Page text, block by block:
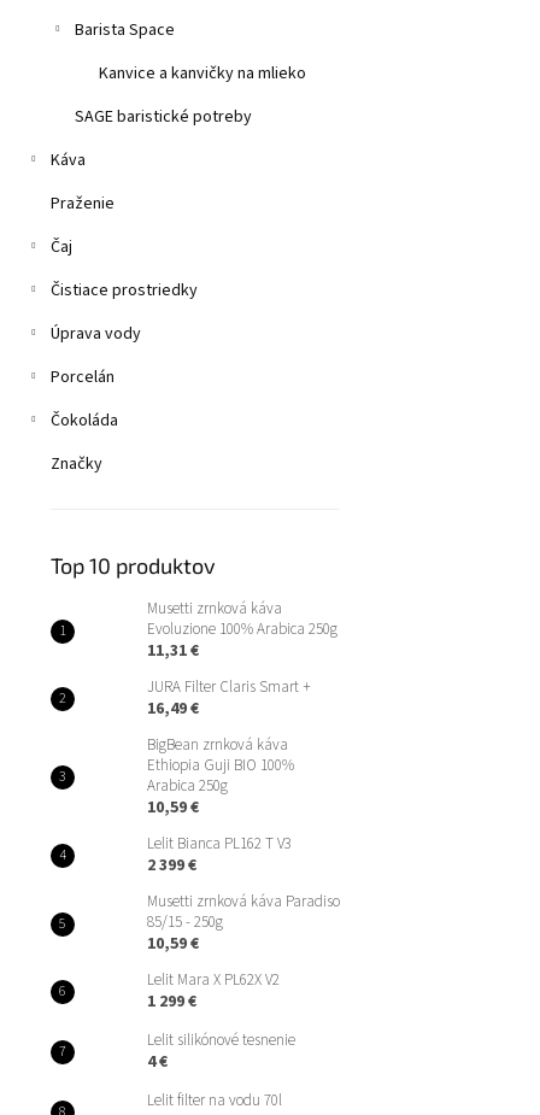
Barista Space
Kanvice a kanvičky na mlieko
SAGE baristické potreby
Káva
Praženie
Čaj
Čistiace prostriedky
Úprava vody
Porcelán
Čokoláda
Značky
Top 10 produktov
Musetti zrnková káva
Evoluzione 100% Arabica 250g
11,31 €
JURA Filter Claris Smart +
16,49 €
BigBean zrnková káva
Ethiopia Guji BIO 100%
Arabica 250g
10,59 €
Lelit Bianca PL162 T V3
2 399 €
Musetti zrnková káva Paradiso
85/15 - 250g
10,59 €
Lelit Mara X PL62X V2
1 299 €
Lelit silikónové tesnenie
4 €
Lelit filter na vodu 70l